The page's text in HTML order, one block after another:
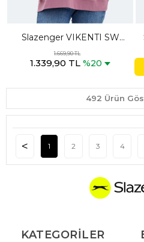
Slazenger VIKENTI SW
Kadın Cepli Oversıze Gül
Sweatshırt
1.669,90 TL
1.339,90 TL %20
492 Ürün
1 2 3 4
KATEGORILER